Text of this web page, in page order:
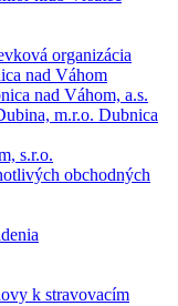
organizácia
nad Váhom
nad Váhom, a.s.
m.r.o. Dubnica
s.r.o.
obchodných
k stravovacím